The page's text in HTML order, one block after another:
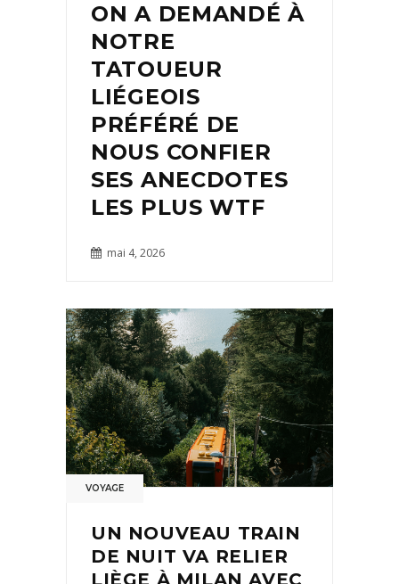
ON A DEMANDÉ À
NOTRE
TATOUEUR
LIÉGEOIS
PRÉFÉRÉ DE
NOUS CONFIER
SES ANECDOTES
LES PLUS WTF
mai 4, 2026
VOYAGE
UN NOUVEAU TRAIN
DE NUIT VA RELIER